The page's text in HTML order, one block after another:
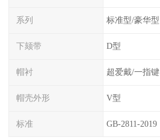
系列 标准型/豪华型
下颏带 D型
帽衬 超爱戴/一指键
帽壳外形 V型
标准 GB-2811-2019